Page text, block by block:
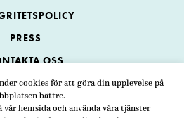
cookies för att göra din upplevelse på
bättre.
hemsida och använda våra tjänster
PRESS
OSS
Hus och Parker